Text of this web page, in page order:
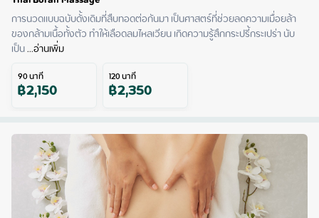
การนวดแบบฉบับดั้งเดิมที่สืบทอดต่อกันมา เป็นศาสตร์ที่ช่วยลดความเมื่อยล้า
ของกล้ามเนื้อทั้งตัว ทำให้เลือดลมไหลเวียน เกิดความรู้สึกกระปรี้กระเปร่า นับ
เป็น ...อ่านเพิ่ม
90นาที
฿2,150 120นาที
฿2,350